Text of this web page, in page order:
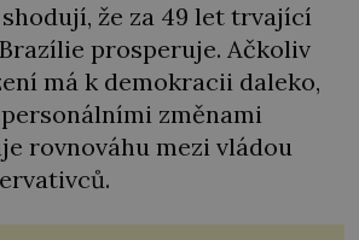
že za 49 let trvající
prosperuje. Ačkoliv
má k demokracii daleko,
změnami
rovnováhu mezi vládou